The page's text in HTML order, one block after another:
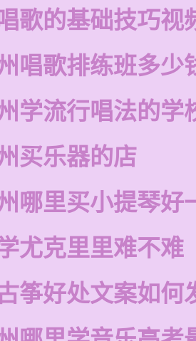
歌的基础技巧视
唱歌排练班多少
学流行唱法的学
买乐器的店
哪里买小提琴好
尤克里里难不难
筝好处文案如何